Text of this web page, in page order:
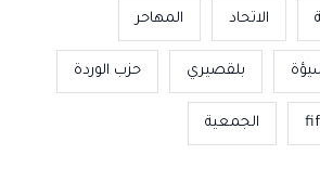
الاتحاد المهاحر
بلقصيري حزب الوردة
الجمعية